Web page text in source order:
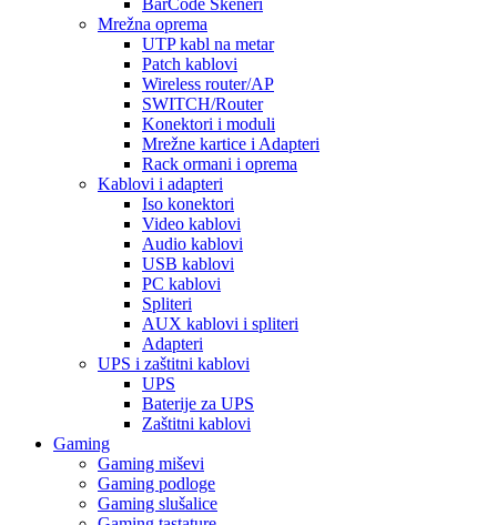
Mrežna oprema
UTP kabl na metar
Patch kablovi
Wireless router/AP
SWITCH/Router
Konektori i moduli
Mrežne kartice i Adapteri
Rack ormani i oprema
Kablovi i adapteri
Iso konektori
Video kablovi
Audio kablovi
USB kablovi
PC kablovi
Spliteri
AUX kablovi i spliteri
Adapteri
UPS i zaštitni kablovi
UPS
Baterije za UPS
Zaštitni kablovi
Gaming
Gaming miševi
Gaming podloge
Gaming slušalice